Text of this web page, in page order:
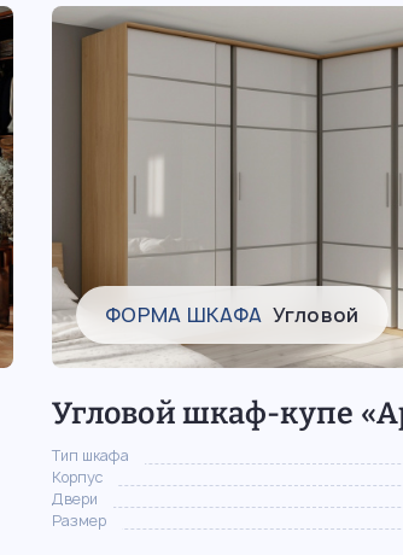
ФОРМА ШКАФА Угловой
Угловой шкаф-купе
Тип шкафа
Корпус
Двери
Размер